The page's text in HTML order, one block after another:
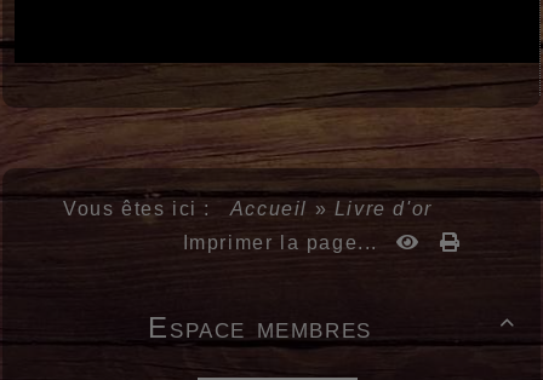
Vous êtes ici : Accueil » Livre d'or
Imprimer la page...

Espace membres